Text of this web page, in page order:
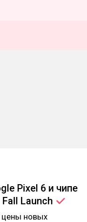
Pixel 6 и чипе
Launch
цены новых